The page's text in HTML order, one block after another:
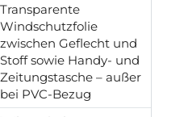
Transparente
Windschutzfolie
zwischen Geflecht und
Stoff sowie Handy- und
Zeitungstasche – außer
bei PVC-Bezug